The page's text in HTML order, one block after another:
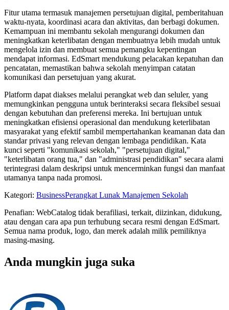
Fitur utama termasuk manajemen persetujuan digital, pemberitahuan
waktu-nyata, koordinasi acara dan aktivitas, dan berbagi dokumen.
Kemampuan ini membantu sekolah mengurangi dokumen dan
meningkatkan keterlibatan dengan membuatnya lebih mudah untuk
mengelola izin dan membuat semua pemangku kepentingan
mendapat informasi. EdSmart mendukung pelacakan kepatuhan dan
pencatatan, memastikan bahwa sekolah menyimpan catatan
komunikasi dan persetujuan yang akurat.
Platform dapat diakses melalui perangkat web dan seluler, yang
memungkinkan pengguna untuk berinteraksi secara fleksibel sesuai
dengan kebutuhan dan preferensi mereka. Ini bertujuan untuk
meningkatkan efisiensi operasional dan mendukung keterlibatan
masyarakat yang efektif sambil mempertahankan keamanan data dan
standar privasi yang relevan dengan lembaga pendidikan. Kata
kunci seperti "komunikasi sekolah," "persetujuan digital,"
"keterlibatan orang tua," dan "administrasi pendidikan" secara alami
terintegrasi dalam deskripsi untuk mencerminkan fungsi dan manfaat
utamanya tanpa nada promosi.
Kategori: BusinessPerangkat Lunak Manajemen Sekolah
Penafian: WebCatalog tidak berafiliasi, terkait, diizinkan, didukung,
atau dengan cara apa pun terhubung secara resmi dengan EdSmart.
Semua nama produk, logo, dan merek adalah milik pemiliknya
masing-masing.
Anda mungkin juga suka